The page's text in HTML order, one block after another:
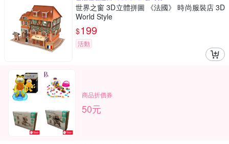
世界之窗 3D立體拼圖 《法國》 時尚服裝店 3D
World Style
$199
活動
商品折價券
50元